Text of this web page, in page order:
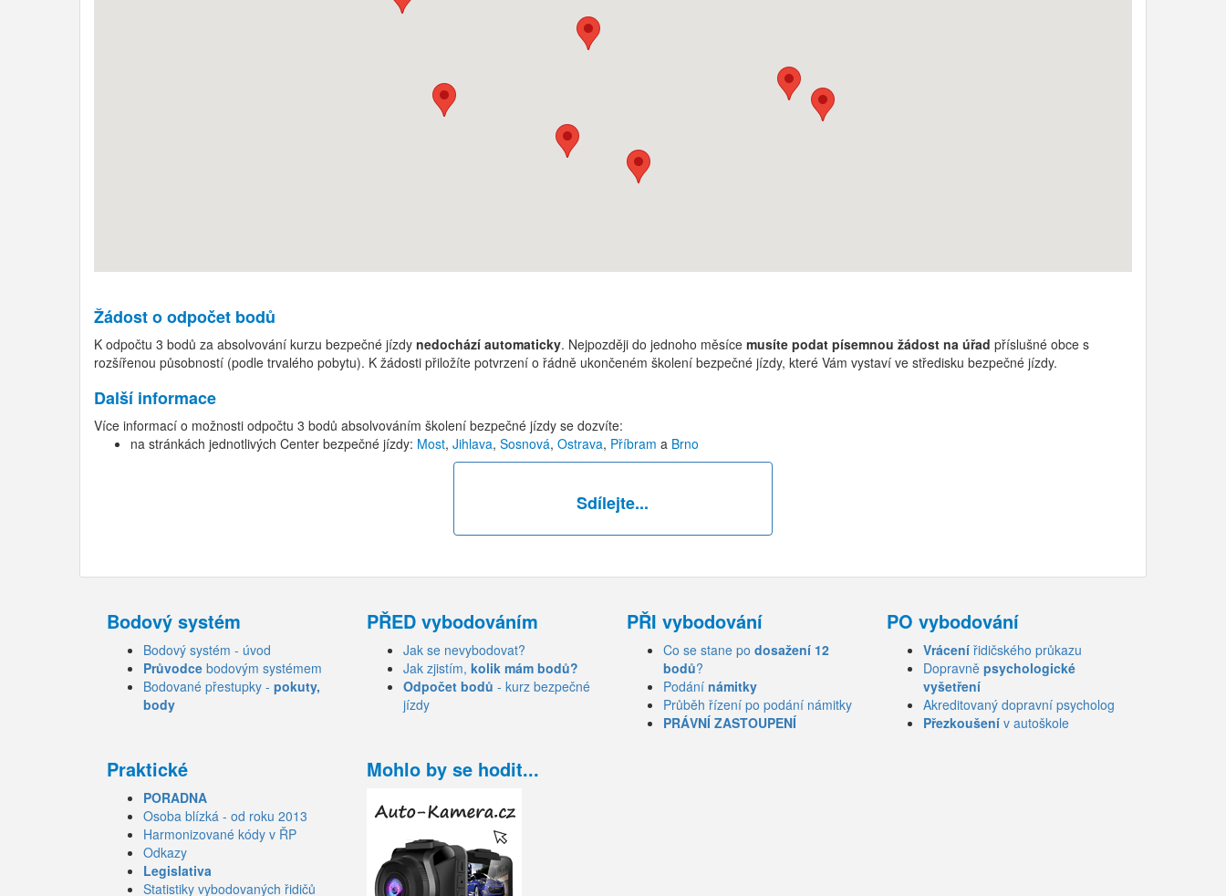
Žádost o odpočet bodů
K odpočtu 3 bodů za absolvování kurzu bezpečné jízdy nedochází automaticky. Nejpozději do jednoho měsíce musíte podat písemnou žádost na úřad příslušné obce s
rozšířenou působností (podle trvalého pobytu). K žádosti přiložíte potvrzení o řádně ukončeném školení bezpečné jízdy, které Vám vystaví ve středisku bezpečné jízdy.
Další informace
Více informací o možnosti odpočtu 3 bodů absolvováním školení bezpečné jízdy se dozvíte:
na stránkách jednotlivých Center bezpečné jízdy: Most, Jihlava, Sosnová, Ostrava, Příbram a Brno
Sdílejte...
Bodový systém
Bodový systém - úvod
Průvodce bodovým systémem
Bodované přestupky - pokuty,
body
PŘED vybodováním
Jak se nevybodovat?
Jak zjistím, kolik mám bodů?
Odpočet bodů - kurz bezpečné
jízdy
PŘI vybodování
Co se stane po dosažení 12
bodů?
Podání námitky
Průběh řízení po podání námitky
PRÁVNÍ ZASTOUPENÍ
PO vybodování
Vrácení řidičského průkazu
Dopravně psychologické
vyšetření
Akreditovaný dopravní psycholog
Přezkoušení v autoškole
Praktické
PORADNA
Osoba blízká - od roku 2013
Harmonizované kódy v ŘP
Odkazy
Legislativa
Statistiky vybodovaných řidičů
Mohlo by se hodit...